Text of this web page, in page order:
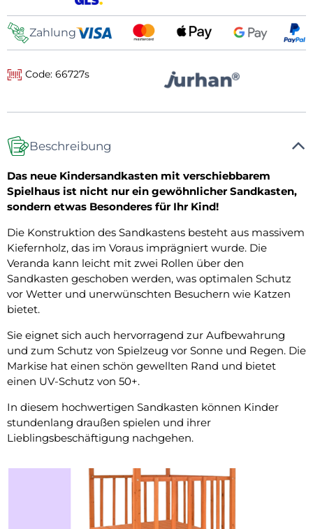
Zahlung
Code: 66727s
Beschreibung
Das neue Kindersandkasten mit verschiebbarem
Spielhaus ist nicht nur ein gewöhnlicher Sandkasten,
sondern etwas Besonderes für Ihr Kind!
Die Konstruktion des Sandkastens besteht aus massivem
Kiefernholz, das im Voraus imprägniert wurde. Die
Veranda kann leicht mit zwei Rollen über den
Sandkasten geschoben werden, was optimalen Schutz
vor Wetter und unerwünschten Besuchern wie Katzen
bietet.
Sie eignet sich auch hervorragend zur Aufbewahrung
und zum Schutz von Spielzeug vor Sonne und Regen. Die
Markise hat einen schön gewellten Rand und bietet
einen UV-Schutz von 50+.
In diesem hochwertigen Sandkasten können Kinder
stundenlang draußen spielen und ihrer
Lieblingsbeschäftigung nachgehen.